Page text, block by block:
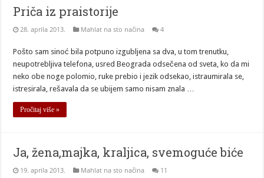
Priča iz praistorije
28. aprila 2013. Mahlat na sto načina 4
Pošto sam sinoć bila potpuno izgubljena sa dva, u tom trenutku,
neupotrebljiva telefona, usred Beograda odsečena od sveta, ko da mi
neko obe noge polomio, ruke prebio i jezik odsekao, istraumirala se,
istresirala, rešavala da se ubijem samo nisam znala …
Pročitaj više »
Ja, žena,majka, kraljica, svemoguće biće
19. aprila 2013. Mahlat na sto načina 11